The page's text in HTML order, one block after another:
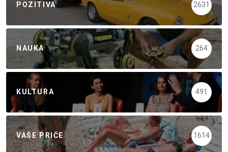
POZITIVA 2631
NAUKA 264
KULTURA 491
VAŠE PRIČE 1614